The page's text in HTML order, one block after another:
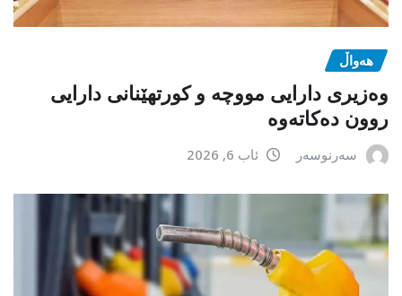
هەواڵ
وەزیری دارایی مووچە و کورتهێنانی دارایی
روون دەکاتەوە
سەرنوسەر ئاب 6, 2026